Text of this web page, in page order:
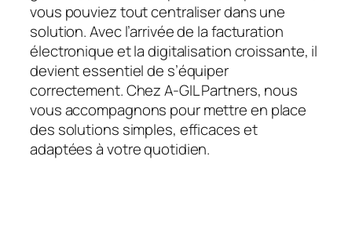
vous pouviez tout centraliser dans une
solution. Avec l’arrivée de la facturation
électronique et la digitalisation croissante, il
devient essentiel de s’équiper
correctement. Chez A-GIL Partners, nous
vous accompagnons pour mettre en place
des solutions simples, efficaces et
adaptées à votre quotidien.